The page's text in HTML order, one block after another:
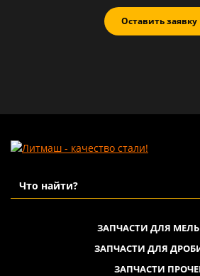
Оставить заявку
ЗАПЧАСТИ ДЛЯ
ЗАПЧАСТИ ДЛЯ
ЗАПЧАСТИ